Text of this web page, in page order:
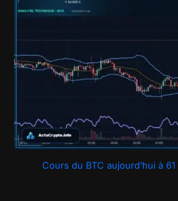
Cours du BTC aujourd’hui à